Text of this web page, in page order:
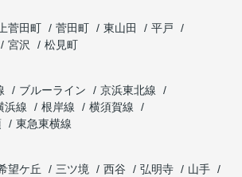
菅田町 菅田町 東山田
平戸
宮沢
松見町
ブルーライン
京浜東北線
浜線 根岸線
横須賀線
東急東横線
望ケ丘 三ツ境 西谷 弘明寺
山手